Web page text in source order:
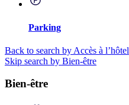
Parking
Back to search by Accès à l’hôtel
Skip search by Bien-être
Bien-être